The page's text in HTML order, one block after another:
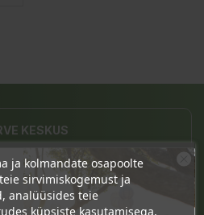
KESKUS
238, 11624 Tallinn
21, P 10-19
ja kolmandate osapoolte
sirvimiskogemust ja
analüüsides teie
küpsiste kasutamisega,